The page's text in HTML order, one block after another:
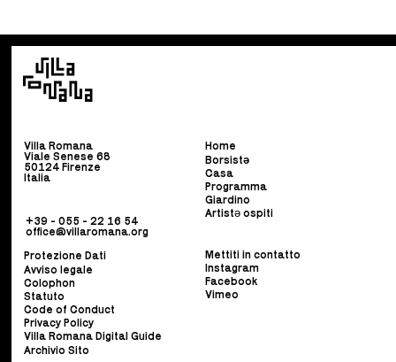
Villa Romana
Viale Senese 68
50124 Firenze
Italia
+39 - 055 - 22 16 54
office@villaromana.org
Home
Borsistə
Casa
Programma
Giardino
Artistə ospiti
Protezione Dati
Avviso legale
Colophon
Statuto
Code of Conduct
Privacy Policy
Villa Romana Digital Guide
Archivio Sito
Mettiti in contatto
Instagram
Facebook
Vimeo